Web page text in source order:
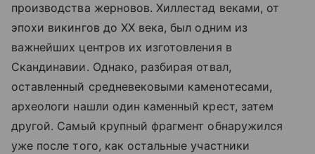
производства жерновов. Хиллестад веками, от
эпохи викингов до XX века, был одним из
важнейших центров их изготовления в
Скандинавии. Однако, разбирая отвал,
оставленный средневековыми каменотесами,
археологи нашли один каменный крест, затем
другой. Самый крупный фрагмент обнаружился
уже после того, как остальные участники